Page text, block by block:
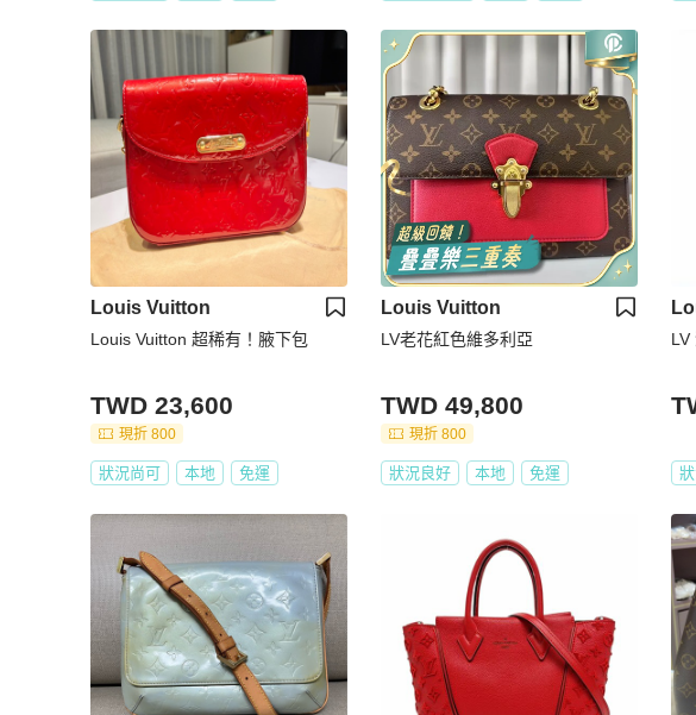
Louis Vuitton
Louis Vuitton 超稀有！腋下包
TWD 23,600
現折 800
狀況尚可 本地 免運
Louis Vuitton
LV老花紅色維多利亞
TWD 49,800
現折 800
狀況良好 本地 免運
LV